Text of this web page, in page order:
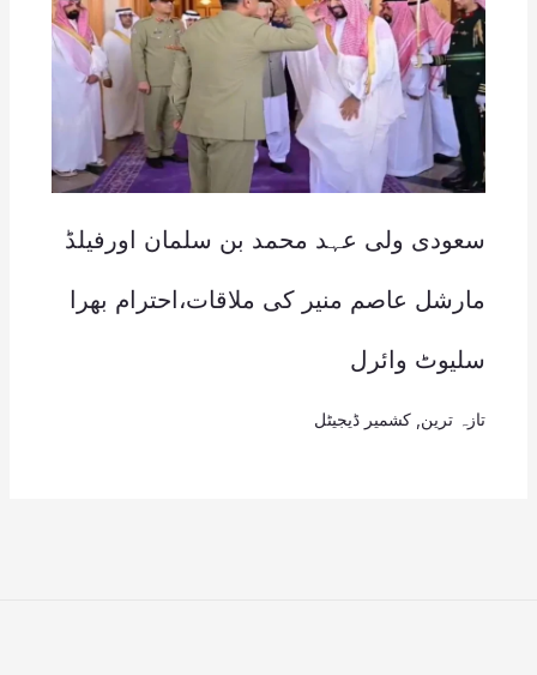
سعودی ولی عہد محمد بن سلمان اورفیلڈ
مارشل عاصم منیر کی ملاقات،احترام بھرا
سلیوٹ وائرل
تازہ ترین کشمیر ڈیجیٹل